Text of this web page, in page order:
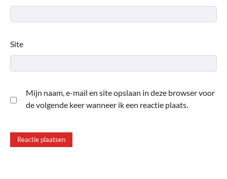
Site
Mijn naam, e-mail en site opslaan in deze browser voor
de volgende keer wanneer ik een reactie plaats.